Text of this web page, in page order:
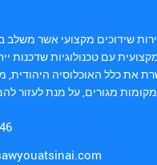
שידוכים מקצועי אשר משלב
עם טכנולוגיות שדכנות
את כלל האוכלוסיה היהודית,